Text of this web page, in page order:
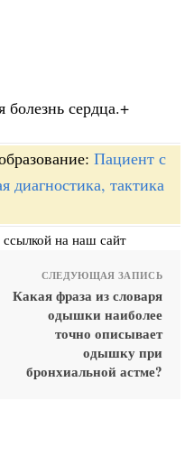
болезнь сердца.+
Пациент с
тактика
на наш сайт
СЛЕДУЮЩАЯ ЗАПИСЬ
Какая фраза из словаря
одышки наиболее
точно описывает
одышку при
бронхиальной астме?